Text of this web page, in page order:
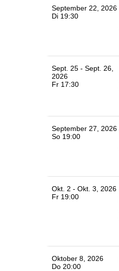
September 22, 2026
Di 19:30
Sept. 25 - Sept. 26,
2026
Fr 17:30
September 27, 2026
So 19:00
Okt. 2 - Okt. 3, 2026
Fr 19:00
Oktober 8, 2026
Do 20:00